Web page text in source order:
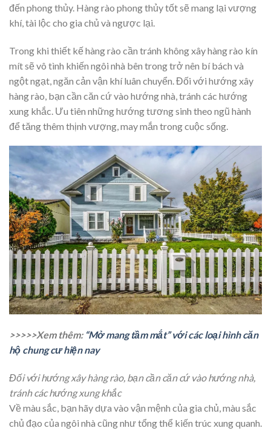
đến phong thủy. Hàng rào phong thủy tốt sẽ mang lại vượng
khí, tài lộc cho gia chủ và ngược lại.
Trong khi thiết kế hàng rào cần tránh không xây hàng rào kín
mít sẽ vô tình khiến ngôi nhà bên trong trở nên bí bách và
ngột ngạt, ngăn cản vận khí luân chuyển. Đối với hướng xây
hàng rào, bạn cần căn cứ vào hướng nhà, tránh các hướng
xung khắc. Ưu tiên những hướng tương sinh theo ngũ hành
để tăng thêm thịnh vượng, may mắn trong cuộc sống.
>>>>>Xem thêm: “Mở mang tầm mắt” với các loại hình căn
hộ chung cư hiện nay
Đối với hướng xây hàng rào, bạn cần căn cứ vào hướng nhà,
tránh các hướng xung khắc
Về màu sắc, bạn hãy dựa vào vận mệnh của gia chủ, màu sắc
chủ đạo của ngôi nhà cũng như tổng thể kiến trúc xung quanh.